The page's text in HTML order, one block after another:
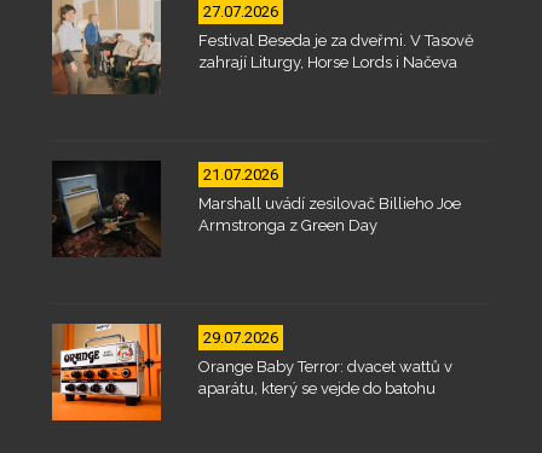
27.07.2026
Festival Beseda je za dveřmi. V Tasově
zahrají Liturgy, Horse Lords i Načeva
21.07.2026
Marshall uvádí zesilovač Billieho Joe
Armstronga z Green Day
29.07.2026
Orange Baby Terror: dvacet wattů v
aparátu, který se vejde do batohu